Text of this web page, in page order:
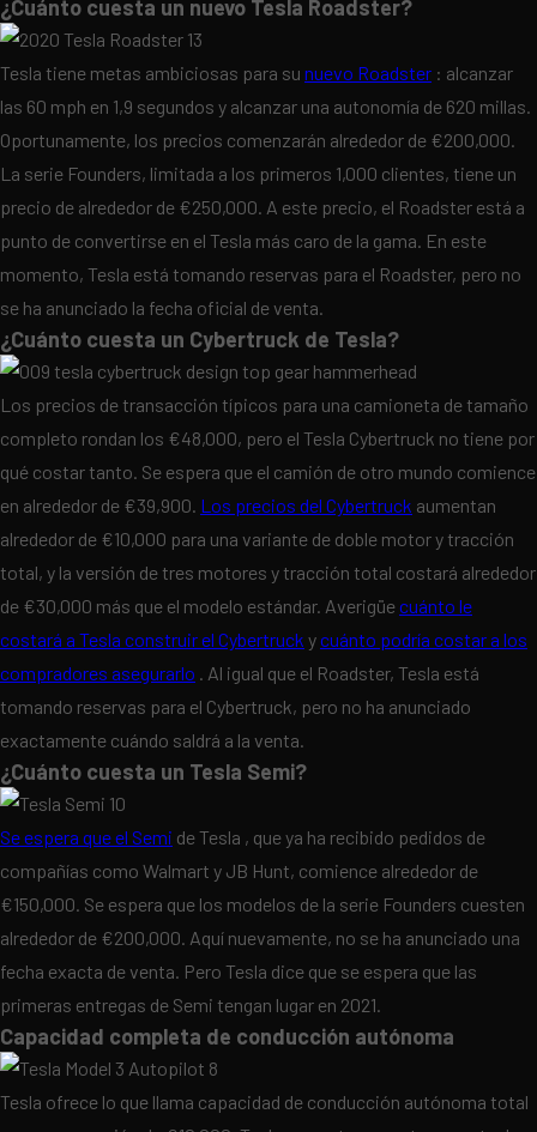
¿Cuánto cuesta un nuevo Tesla Roadster?
Tesla tiene metas ambiciosas para su nuevo Roadster : alcanzar
las 60 mph en 1,9 segundos y alcanzar una autonomía de 620 millas.
Oportunamente, los precios comenzarán alrededor de €200,000.
La serie Founders, limitada a los primeros 1,000 clientes, tiene un
precio de alrededor de €250,000. A este precio, el Roadster está a
punto de convertirse en el Tesla más caro de la gama. En este
momento, Tesla está tomando reservas para el Roadster, pero no
se ha anunciado la fecha oficial de venta.
¿Cuánto cuesta un Cybertruck de Tesla?
Los precios de transacción típicos para una camioneta de tamaño
completo rondan los €48,000, pero el Tesla Cybertruck no tiene por
qué costar tanto. Se espera que el camión de otro mundo comience
en alrededor de €39,900. Los precios del Cybertruck aumentan
alrededor de €10,000 para una variante de doble motor y tracción
total, y la versión de tres motores y tracción total costará alrededor
de €30,000 más que el modelo estándar. Averigüecuánto le
costará a Tesla construir el Cybertruck ycuánto podría costar a los
compradores asegurarlo . Al igual que el Roadster, Tesla está
tomando reservas para el Cybertruck, pero no ha anunciado
exactamente cuándo saldrá a la venta.
¿Cuánto cuesta un Tesla Semi?
Se espera que el Semi de Tesla , que ya ha recibido pedidos de
compañías como Walmart y JB Hunt, comience alrededor de
€150,000. Se espera que los modelos de la serie Founders cuesten
alrededor de €200,000. Aquí nuevamente, no se ha anunciado una
fecha exacta de venta. Pero Tesla dice que se espera que las
primeras entregas de Semi tengan lugar en 2021.
Capacidad completa de conducción autónoma
Tesla ofrece lo que llama capacidad de conducción autónoma total